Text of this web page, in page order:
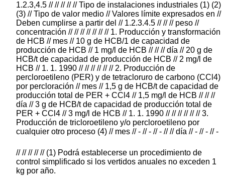
1.2.3,4.5 // // // // // Tipo de instalaciones industriales (1) (2)
(3) // Tipo de valor medio // Valores límite expresados en //
Deben cumplirse a partir del // 1.2.3.4.5 // // // peso //
concentración // // // // // // // 1. Producción y transformación
de HCB // mes // 10 g de HCB/1 de capacidad de
producción de HCB // 1 mg/l de HCB // // // día // 20 g de
HCB/t de capacidad de producción de HCB // 2 mg/l de
HCB // 1. 1. 1990 // // // // // // 2. Producción de
percloroetileno (PER) y de tetracloruro de carbono (CCl4)
por percloración // mes // 1,5 g de HCB/t de capacidad de
producción total de PER + CCl4 // 1,5 mg/l de HCB // // //
día // 3 g de HCB/t de capacidad de producción total de
PER + CCl4 // 3 mg/l de HCB // 1. 1. 1990 // // // // // // 3.
Producción de tricloroetileno y/o percloroetileno por
cualquier otro proceso (4) // mes // - // - // - // // día // - // - // -
// // // // // (1) Podrá establecerse un procedimiento de
control simplificado si los vertidos anuales no exceden 1
kg por año.